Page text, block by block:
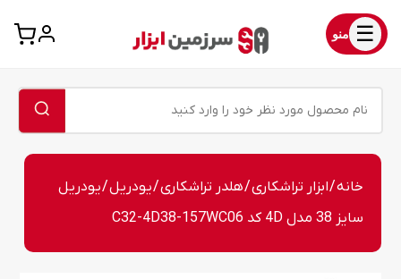
☰ منو
خانه/ابزار تراشکاری/هلدر تراشکاری/یودریل/ یودریل
سایز 38 مدل 4D کد C32-4D38-157WC06